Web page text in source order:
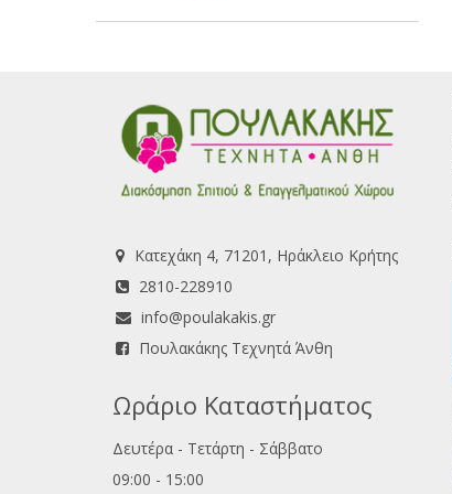
Κατεχάκη 4, 71201, Ηράκλειο Κρήτης
2810-228910
info@poulakakis.gr
Πουλακάκης Τεχνητά Άνθη
Ωράριο Καταστήματος
Δευτέρα - Τετάρτη - Σάββατο
09:00 - 15:00